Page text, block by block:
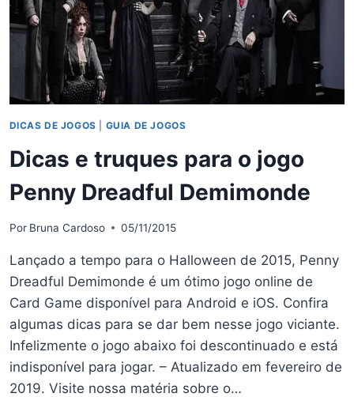
DICAS DE JOGOS GUIA DE JOGOS
Dicas e truques para o jogo
Penny Dreadful Demimonde
Por Bruna Cardoso 05/11/2015
Lançado a tempo para o Halloween de 2015, Penny
Dreadful Demimonde é um ótimo jogo online de
Card Game disponível para Android e iOS. Confira
algumas dicas para se dar bem nesse jogo viciante.
Infelizmente o jogo abaixo foi descontinuado e está
indisponível para jogar. – Atualizado em fevereiro de
2019. Visite nossa matéria sobre o…